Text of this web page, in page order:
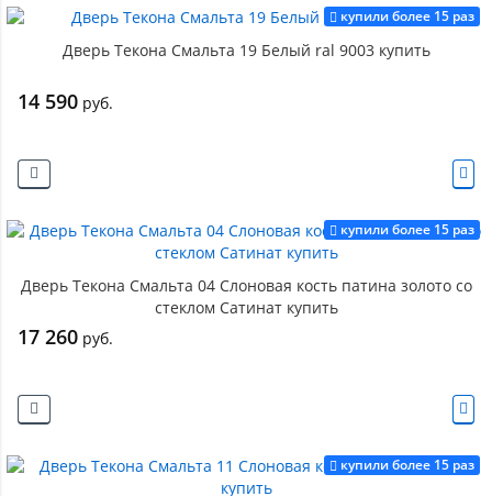
купили более 15 раз
Дверь Текона Смальта 19 Белый ral 9003 купить
14 590 руб.
купили более 15 раз
Дверь Текона Смальта 04 Слоновая кость патина золото со
стеклом Сатинат купить
17 260 руб.
купили более 15 раз